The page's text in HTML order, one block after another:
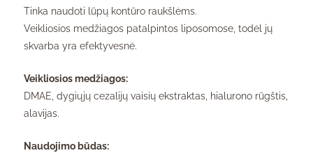
Tinka naudoti lūpų kontūro raukšlėms.
Veikliosios medžiagos patalpintos liposomose, todėl jų
skvarba yra efektyvesnė.
Veikliosios medžiagos:
DMAE, dygiųjų cezalijų vaisių ekstraktas, hialurono rūgštis,
alavijas.
Naudojimo būdas: